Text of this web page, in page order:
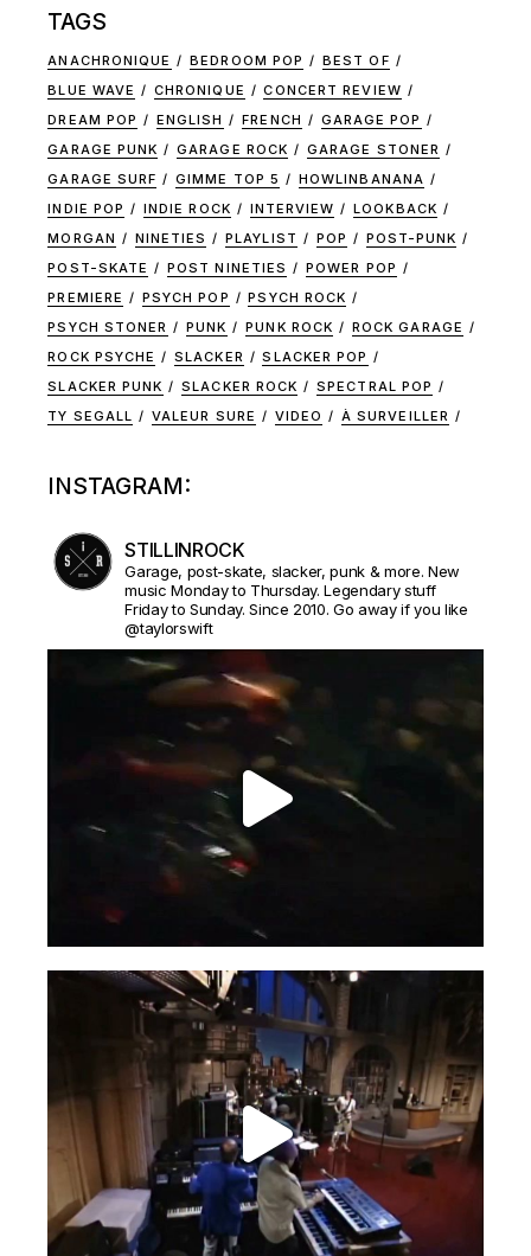
TAGS
ANACHRONIQUE BEDROOM POP
BEST OF
BLUE WAVE
CHRONIQUE
CONCERT REVIEW
DREAM POP
ENGLISH FRENCH
GARAGE POP
GARAGE PUNK
GARAGE ROCK
GARAGE STONER
GARAGE SURF
GIMME TOP 5
HOWLINBANANA
INDIE POP
INDIE ROCK INTERVIEW
LOOKBACK
MORGAN
NINETIES PLAYLIST POP
POST-PUNK
POST-SKATE
POST NINETIES
POWER POP
PREMIERE
PSYCH POP
PSYCH ROCK
PSYCH STONER
PUNK PUNK ROCK
ROCK GARAGE
ROCK PSYCHE
SLACKER
SLACKER POP
SLACKER PUNK
SLACKER ROCK
SPECTRAL POP
TY SEGALL
VALEUR SURE VIDEO À SURVEILLER
INSTAGRAM:
STILLINROCK
Garage, post-skate, slacker, punk & more. New
music Monday to Thursday. Legendary stuff
Friday to Sunday. Since 2010. Go away if you like
@taylorswift